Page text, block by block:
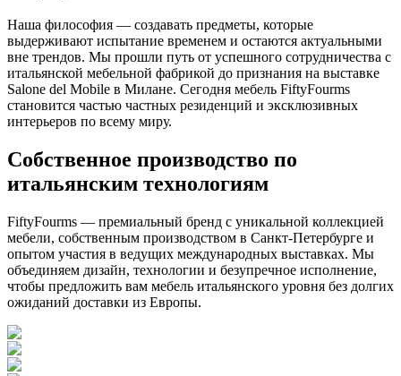
Наша философия — создавать предметы, которые
выдерживают испытание временем и остаются актуальными
вне трендов. Мы прошли путь от успешного сотрудничества с
итальянской мебельной фабрикой до признания на выставке
Salone del Mobile в Милане. Сегодня мебель FiftyFourms
становится частью частных резиденций и эксклюзивных
интерьеров по всему миру.
Собственное производство по
итальянским технологиям
FiftyFourms — премиальный бренд с уникальной коллекцией
мебели, собственным производством в Санкт-Петербурге и
опытом участия в ведущих международных выставках. Мы
объединяем дизайн, технологии и безупречное исполнение,
чтобы предложить вам мебель итальянского уровня без долгих
ожиданий доставки из Европы.